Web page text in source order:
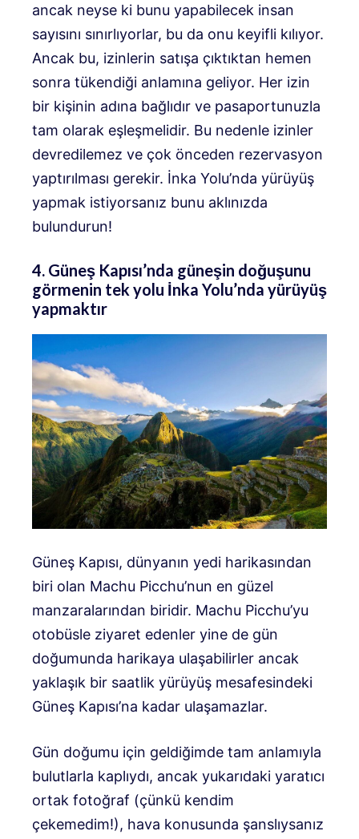
ancak neyse ki bunu yapabilecek insan
sayısını sınırlıyorlar, bu da onu keyifli kılıyor.
Ancak bu, izinlerin satışa çıktıktan hemen
sonra tükendiği anlamına geliyor. Her izin
bir kişinin adına bağlıdır ve pasaportunuzla
tam olarak eşleşmelidir. Bu nedenle izinler
devredilemez ve çok önceden rezervasyon
yaptırılması gerekir. İnka Yolu’nda yürüyüş
yapmak istiyorsanız bunu aklınızda
bulundurun!
4. Güneş Kapısı’nda güneşin doğuşunu
görmenin tek yolu İnka Yolu’nda yürüyüş
yapmaktır
Güneş Kapısı, dünyanın yedi harikasından
biri olan Machu Picchu’nun en güzel
manzaralarından biridir. Machu Picchu’yu
otobüsle ziyaret edenler yine de gün
doğumunda harikaya ulaşabilirler ancak
yaklaşık bir saatlik yürüyüş mesafesindeki
Güneş Kapısı’na kadar ulaşamazlar.
Gün doğumu için geldiğimde tam anlamıyla
bulutlarla kaplıydı, ancak yukarıdaki yaratıcı
ortak fotoğraf (çünkü kendim
çekemedim!), hava konusunda şanslıysanız